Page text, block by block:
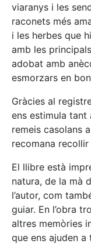
viaranys i les
raconets més
i les herbes que
amb les
adobat amb
esmorzars en
Gràcies al
ens estimula tant
remeis casolans
recomana
El llibre està
natura, de la mà
l’autor, com
guiar. En l’obra
altres memòries
que ens ajuden